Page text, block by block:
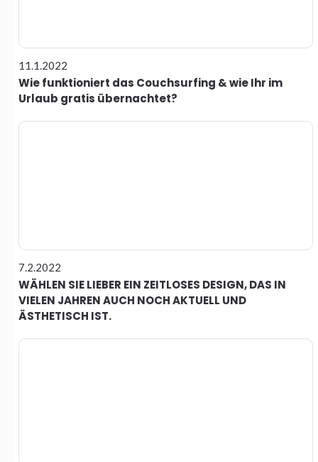
11.1.2022
Wie funktioniert das Couchsurfing & wie Ihr im
Urlaub gratis übernachtet?
7.2.2022
WÄHLEN SIE LIEBER EIN ZEITLOSES DESIGN, DAS IN
VIELEN JAHREN AUCH NOCH AKTUELL UND
ÄSTHETISCH IST.